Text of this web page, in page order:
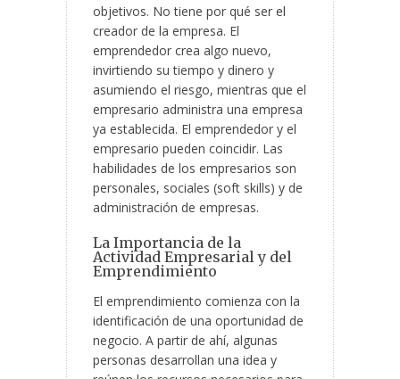
objetivos. No tiene por qué ser el
creador de la empresa. El
emprendedor crea algo nuevo,
invirtiendo su tiempo y dinero y
asumiendo el riesgo, mientras que el
empresario administra una empresa
ya establecida. El emprendedor y el
empresario pueden coincidir. Las
habilidades de los empresarios son
personales, sociales (soft skills) y de
administración de empresas.
La Importancia de la
Actividad Empresarial y del
Emprendimiento
El emprendimiento comienza con la
identificación de una oportunidad de
negocio. A partir de ahí, algunas
personas desarrollan una idea y